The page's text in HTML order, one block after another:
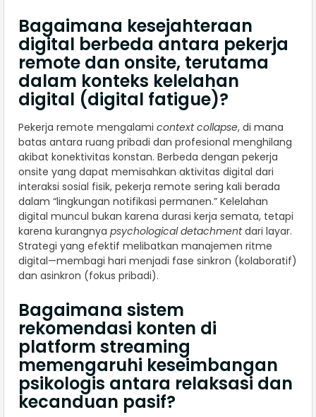
Bagaimana kesejahteraan
digital berbeda antara pekerja
remote dan onsite, terutama
dalam konteks kelelahan
digital (digital fatigue)?
Pekerja remote mengalami context collapse, di mana
batas antara ruang pribadi dan profesional menghilang
akibat konektivitas konstan. Berbeda dengan pekerja
onsite yang dapat memisahkan aktivitas digital dari
interaksi sosial fisik, pekerja remote sering kali berada
dalam “lingkungan notifikasi permanen.” Kelelahan
digital muncul bukan karena durasi kerja semata, tetapi
karena kurangnya psychological detachmentdari layar.
Strategi yang efektif melibatkan manajemen ritme
digital—membagi hari menjadi fase sinkron (kolaboratif)
dan asinkron (fokus pribadi).
Bagaimana sistem
rekomendasi konten di
platform streaming
memengaruhi keseimbangan
psikologis antara relaksasi dan
kecanduan pasif?